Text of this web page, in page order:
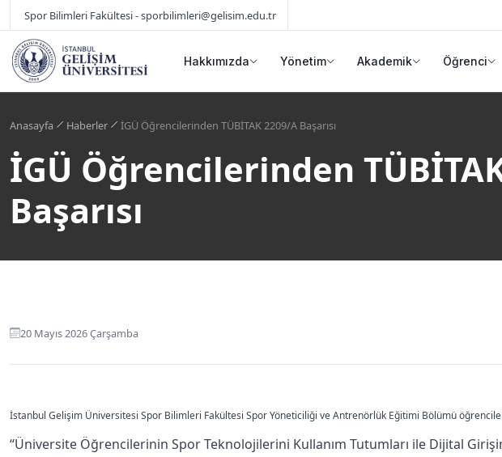
Spor Bilimleri Fakültesi - sporbilimleri@gelisim.edu.tr
Hakkımızda Yönetim Akademik Öğrenci
Anasayfa Haberler İGÜ Öğrencilerinden TÜBİTAK 2209/A Başarısı
İGÜ Öğrencilerinden
Başarısı
20 Mayıs 2026 Çarşamba
İstanbul Gelişim Üniversitesi Spor Bilimleri Fakültesi Spor Yöneticiliği ve Antrenörlük Eğitimi Bölümü
“Üniversite Öğrencilerinin Spor Teknolojilerini Kullanım Tutumları ile Dijital